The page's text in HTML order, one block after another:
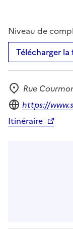
Niveau de
Télécharger la
Adresse
Rue
Site internet
https://
Itinéraire